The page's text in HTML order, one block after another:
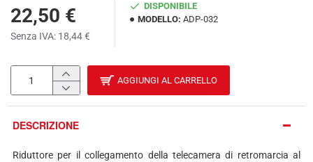
22,50 €
Senza IVA: 18,44 €
DISPONIBILE
MODELLO: ADP-032
AGGIUNGI AL CARRELLO
DESCRIZIONE
Riduttore per il collegamento della telecamera di retromarcia al